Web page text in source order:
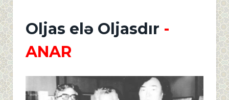
Oljas elə Oljasdır -
ANAR